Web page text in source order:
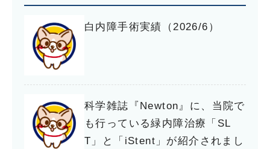
白内障手術実績（2026/6）
科学雑誌『Newton』に、当院で
も行っている緑内障治療「SL
T」と「iStent」が紹介されまし